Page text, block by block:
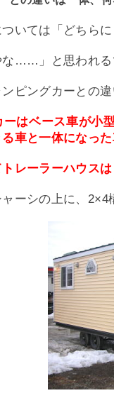
いては「どちら
……」と思われる
ピングカーとの
はベース車が小
車と一体になった
レーラーハウス
ーシの上に、2×4